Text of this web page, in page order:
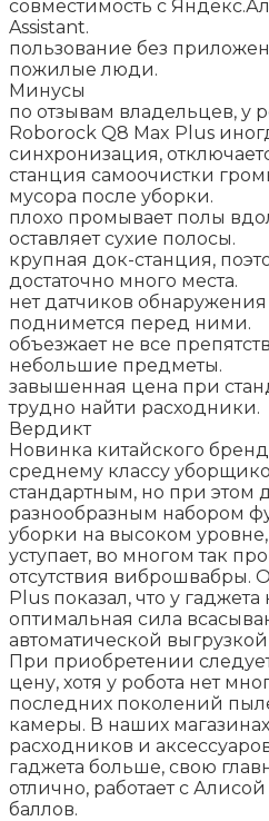
совместимость с
Assistant.
пользование без
пожилые люди.
Минусы
по отзывам владельцев, у
Roborock Q8 Max Plus
синхронизация,
станция самоочистки
мусора после уборки.
плохо промывает полы
оставляет сухие полосы.
крупная док-станция,
достаточно много места.
нет датчиков
поднимется перед ними.
объезжает не все
небольшие предметы.
завышенная цена при
трудно найти расходники.
Вердикт
Новинка китайского
среднему классу
стандартным, но при этом
разнообразным набором
уборки на высоком
уступает, во многом так
отсутствия виброшвабры.
Plus показал, что у
оптимальная сила
автоматической
При приобретении
цену, хотя у робота нет
последних поколений
камеры. В наших
расходников и
гаджета больше, свою
отлично, работает с
баллов.